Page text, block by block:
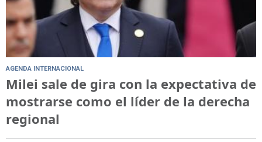
AGENDA INTERNACIONAL
Milei sale de gira con la expectativa de
mostrarse como el líder de la derecha
regional